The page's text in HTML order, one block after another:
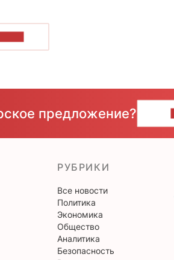
предложение?
РУБРИКИ
Все новости
Политика
Экономика
Общество
Аналитика
Безопасность